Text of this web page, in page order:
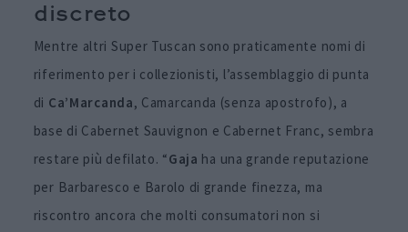
discreto
Mentre altri Super Tuscan sono praticamente nomi di
riferimento per i collezionisti, l’assemblaggio di punta
di Ca’Marcanda, Camarcanda (senza apostrofo), a
base di Cabernet Sauvignon e Cabernet Franc, sembra
restare più defilato. “Gaja ha una grande reputazione
per Barbaresco e Barolo di grande finezza, ma
riscontro ancora che molti consumatori non si